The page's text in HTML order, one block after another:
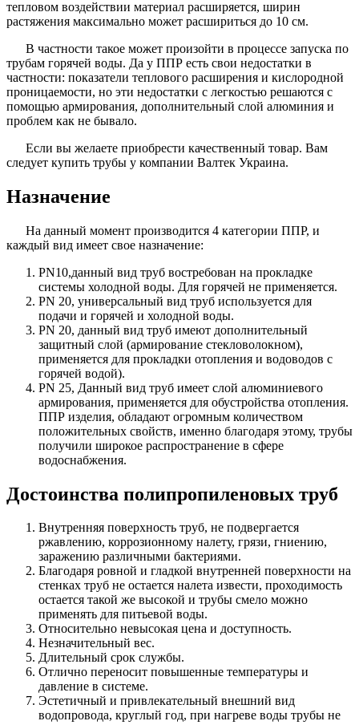
тепловом воздействии материал расширяется, ширин
растяжения максимально может расшириться до 10 см.
В частности такое может произойти в процессе запуска по
трубам горячей воды. Да у ППР есть свои недостатки в
частности: показатели теплового расширения и кислородной
проницаемости, но эти недостатки с легкостью решаются с
помощью армирования, дополнительный слой алюминия и
проблем как не бывало.
Если вы желаете приобрести качественный товар. Вам
следует купить трубы у компании Валтек Украина.
Назначение
На данный момент производится 4 категории ППР, и
каждый вид имеет свое назначение:
PN10,данный вид труб востребован на прокладке
системы холодной воды. Для горячей не применяется.
PN 20, универсальный вид труб используется для
подачи и горячей и холодной воды.
PN 20, данный вид труб имеют дополнительный
защитный слой (армирование стекловолокном),
применяется для прокладки отопления и водоводов с
горячей водой).
PN 25, Данный вид труб имеет слой алюминиевого
армирования, применяется для обустройства отопления.
ППР изделия, обладают огромным количеством
положительных свойств, именно благодаря этому, трубы
получили широкое распространение в сфере
водоснабжения.
Достоинства полипропиленовых труб
Внутренняя поверхность труб, не подвергается
ржавлению, коррозионному налету, грязи, гниению,
заражению различными бактериями.
Благодаря ровной и гладкой внутренней поверхности на
стенках труб не остается налета извести, проходимость
остается такой же высокой и трубы смело можно
применять для питьевой воды.
Относительно невысокая цена и доступность.
Незначительный вес.
Длительный срок службы.
Отлично переносит повышенные температуры и
давление в системе.
Эстетичный и привлекательный внешний вид
водопровода, круглый год, при нагреве воды трубы не